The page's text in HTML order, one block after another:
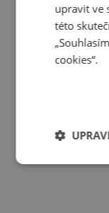
upravit ve
této
cookies“.